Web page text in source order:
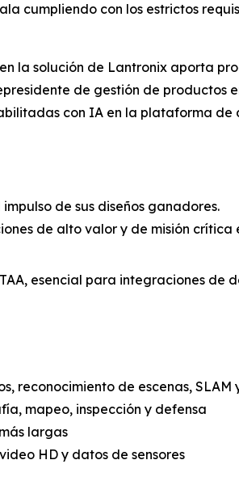
cumpliendo con los estrictos
la solución de Lantronix aporta
de gestión de productos
con IA en la plataforma de
de sus diseños ganadores.
de alto valor y de misión crítica
esencial para integraciones de
reconocimiento de escenas,
mapeo, inspección y defensa
largas
HD y datos de sensores